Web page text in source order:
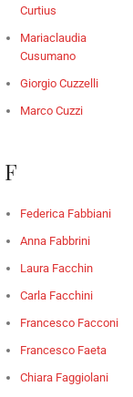
Curtius
Mariaclaudia
Cusumano
Giorgio Cuzzelli
Marco Cuzzi
F
Federica Fabbiani
Anna Fabbrini
Laura Facchin
Carla Facchini
Francesco Facconi
Francesco Faeta
Chiara Faggiolani